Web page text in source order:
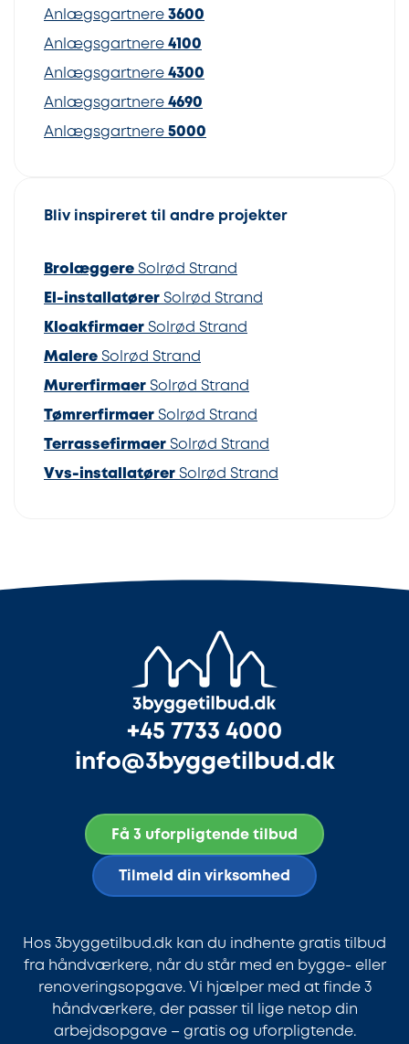
Anlægsgartnere 3600
Anlægsgartnere 4100
Anlægsgartnere 4300
Anlægsgartnere 4690
Anlægsgartnere 5000
Bliv inspireret til andre projekter
Brolæggere Solrød Strand
El-installatører Solrød Strand
Kloakfirmaer Solrød Strand
Malere Solrød Strand
Murerfirmaer Solrød Strand
Tømrerfirmaer Solrød Strand
Terrassefirmaer Solrød Strand
Vvs-installatører Solrød Strand
+45 7733 4000
info@3byggetilbud.dk
Få 3 uforpligtende tilbud
Tilmeld din virksomhed
Hos 3byggetilbud.dk kan du indhente gratis tilbud
fra håndværkere, når du står med en bygge- eller
renoveringsopgave. Vi hjælper med at finde 3
håndværkere, der passer til lige netop din
arbejdsopgave – gratis og uforpligtende.